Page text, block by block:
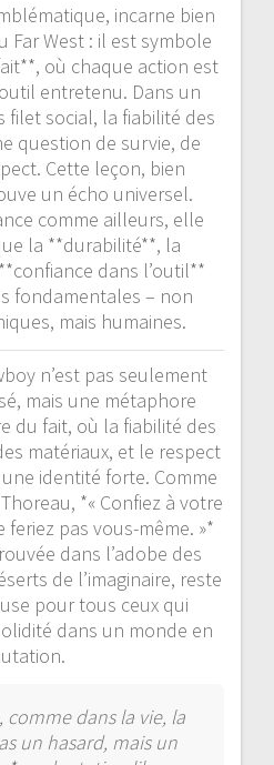
incarne bien
Far West : il est symbole
où chaque action est
entretenu. Dans un
filet social, la fiabilité des
question de survie, de
Cette leçon, bien
un écho universel.
comme ailleurs, elle
la **durabilité**, la
dans l’outil**
fondamentales – non
mais humaines.
n’est pas seulement
mais une métaphore
du fait, où la fiabilité des
matériaux, et le respect
identité forte. Comme
*« Confiez à votre
pas vous-même. »*
dans l’adobe des
de l’imaginaire, reste
pour tous ceux qui
dans un monde en
comme dans la vie, la
un hasard, mais un